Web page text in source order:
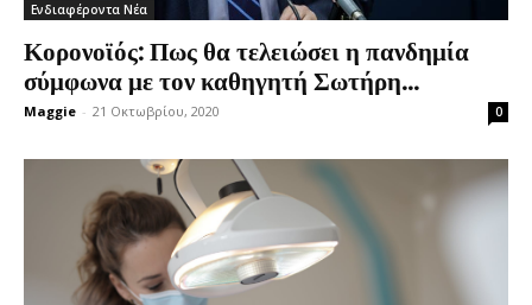
Ενδιαφέροντα Νέα
Κορονοϊός: Πως θα τελειώσει η πανδημία
σύμφωνα με τον καθηγητή Σωτήρη...
Maggie - 21 Οκτωβρίου, 2020 0